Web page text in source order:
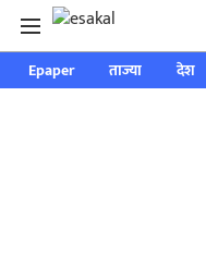
Epaper ताज्या देश